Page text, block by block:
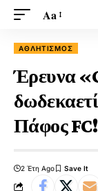
Aa
ΑΘΛΗΤΙΣΜΌΣ
Έρευνα
Πάφος FC!
2 Έτη Ago